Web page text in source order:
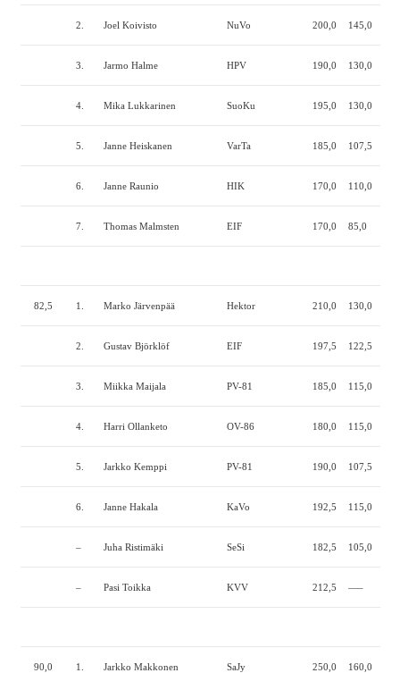
2. Joel Koivisto NuVo 200,0 145,0
3. Jarmo Halme HPV 190,0 130,0
4. Mika Lukkarinen SuoKu 195,0 130,0
5. Janne Heiskanen VarTa 185,0 107,5
6. Janne Raunio HIK 170,0 110,0
7. Thomas Malmsten EIF 170,0 85,0
82,5 1. Marko Järvenpää Hektor 210,0 130,0
2. Gustav Björklöf EIF 197,5 122,5
3. Miikka Maijala PV-81 185,0 115,0
4. Harri Ollanketo OV-86 180,0 115,0
5. Jarkko Kemppi PV-81 190,0 107,5
6. Janne Hakala KaVo 192,5 115,0
– Juha Ristimäki SeSi 182,5 105,0
– Pasi Toikka KVV 212,5 —–
90,0 1. Jarkko Makkonen SaJy 250,0 160,0